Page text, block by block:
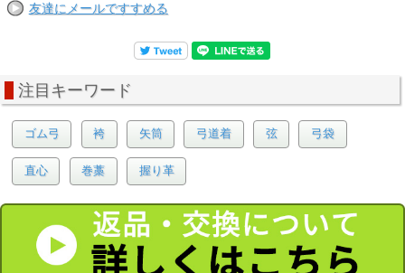
友達にメールですすめる
注目キーワード
ゴム弓 袴 矢筒 弓道着 弦 弓袋
直心 巻藁 握り革